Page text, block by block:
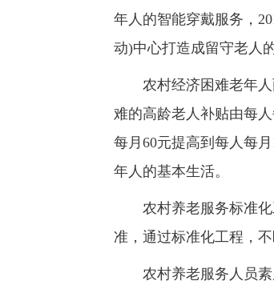
年人的智能穿戴服务，
动)中心打造成留守老人
农村经济困难老年人
难的高龄老人补贴由每
每月60元提高到每人每
年人的基本生活。
农村养老服务标准化
准，通过标准化工程，
农村养老服务人员素